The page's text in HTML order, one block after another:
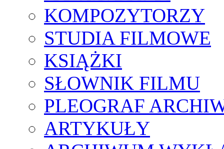
KOMPOZYTORZY
STUDIA FILMOWE
KSIĄŻKI
SŁOWNIK FILMU
PLEOGRAF
ARTYKUŁY